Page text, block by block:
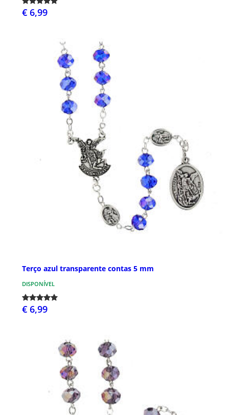
€ 6,99
Terço azul transparente contas 5 mm
DISPONÍVEL
€ 6,99